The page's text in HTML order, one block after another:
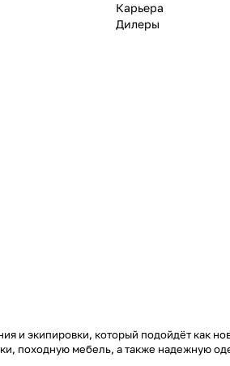
Карьера
Дилеры
и экипировки, который подойдёт как
походную мебель, а также надежную